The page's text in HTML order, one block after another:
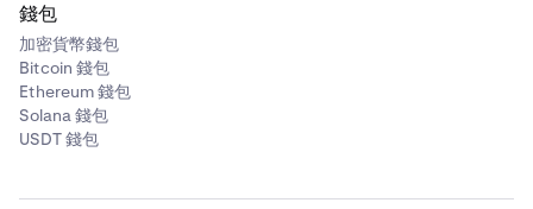
錢包
加密貨幣錢包
Bitcoin 錢包
Ethereum 錢包
Solana 錢包
USDT 錢包